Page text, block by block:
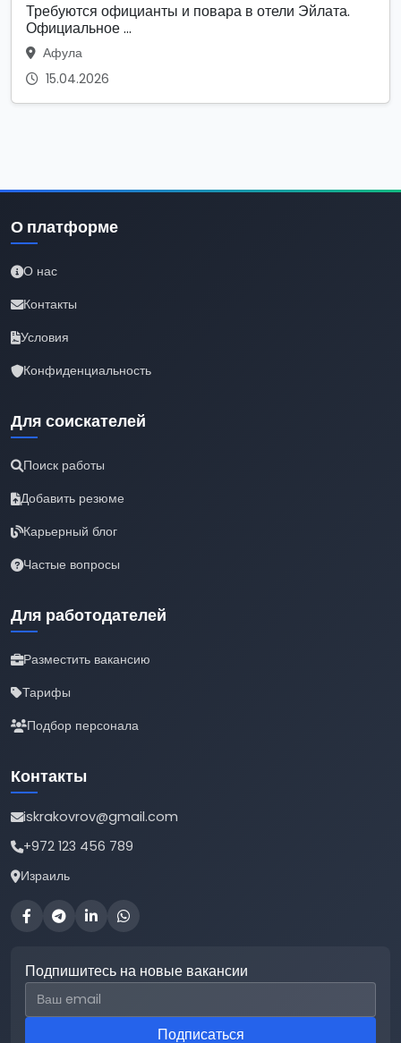
Требуются официанты и повара в отели Эйлата.
Официальное ...
Афула
15.04.2026
О платформе
О нас
Контакты
Условия
Конфиденциальность
Для соискателей
Поиск работы
Добавить резюме
Карьерный блог
Частые вопросы
Для работодателей
Разместить вакансию
Тарифы
Подбор персонала
Контакты
iskrakovrov@gmail.com
+972 123 456 789
Израиль
Подпишитесь на новые вакансии
Email для подписки
Подписаться